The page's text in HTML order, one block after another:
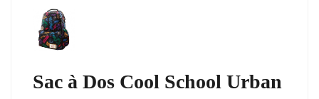
Sac à Dos Cool School Urban